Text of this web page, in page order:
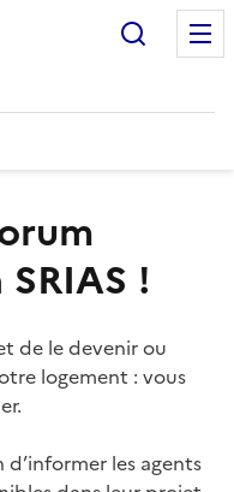
!
de le devenir ou
logement : vous
les agents